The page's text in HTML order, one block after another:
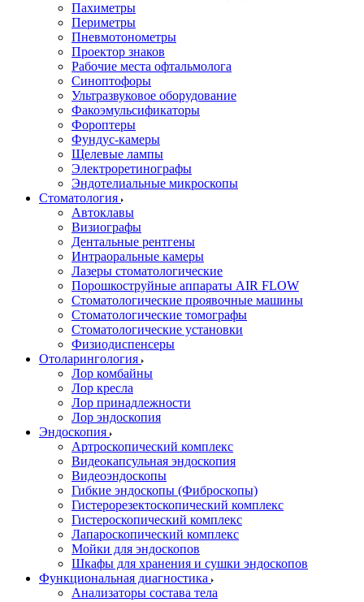
Пахиметры
Периметры
Пневмотонометры
Проектор знаков
Рабочие места офтальмолога
Синоптофоры
Ультразвуковое оборудование
Факоэмульсификаторы
Фороптеры
Фундус-камеры
Щелевые лампы
Электроретинографы
Эндотелиальные микроскопы
Стоматология
Автоклавы
Визиографы
Дентальные рентгены
Интраоральные камеры
Лазеры стоматологические
Порошкоструйные аппараты AIR FLOW
Стоматологические проявочные машины
Стоматологические томографы
Стоматологические установки
Физиодиспенсеры
Отоларингология
Лор комбайны
Лор кресла
Лор принадлежности
Лор эндоскопия
Эндоскопия
Артроскопический комплекс
Видеокапсульная эндоскопия
Видеоэндоскопы
Гибкие эндоскопы (Фиброcкопы)
Гистерорезектоскопический комплекс
Гистероскопический комплекс
Лапароскопический комплекс
Мойки для эндоскопов
Шкафы для хранения и сушки эндоскопов
Функциональная диагностика
Анализаторы состава тела